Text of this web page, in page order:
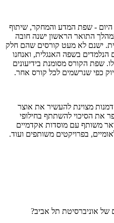
היום - שפת המדע והמחקר, שיתוף
התואר הראשון ישנה חובה
ישנם לא מעט קורסים שהם חלק
הנלמדים בשפה האנגלית, ואנחנו
שפת הקורס מסומנת בידיעונים
כפי שנרשמים לכל קורס אחר.
מצוינת להעשיר את אוצר
את הסיכוי להשתתף בחילופי
משותף עם מוסדות אקדמיים
בפרויקטים משותפים ועוד.
של אוניברסיטת תל אביב?